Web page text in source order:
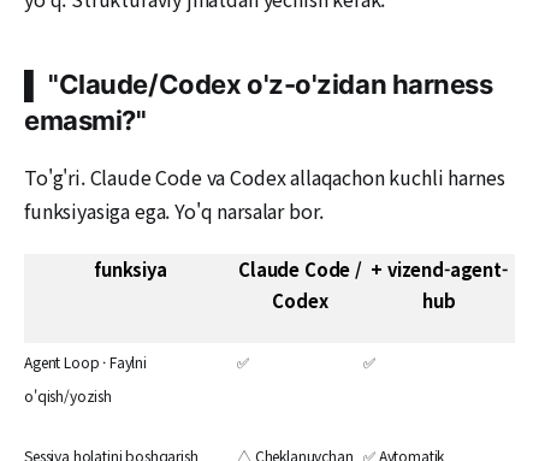
▌ "Claude/Codex o'z-o'zidan harness
emasmi?"
To'g'ri. Claude Code va Codex allaqachon kuchli harnes
funksiyasiga ega. Yo'q narsalar bor.
funksiya
Claude Code /
Codex
+ vizend-agent-
hub
Agent Loop · Faylni
o'qish/yozish
✅ ✅
Sessiya holatini boshqarish △ Cheklanuvchan ✅ Avtomatik